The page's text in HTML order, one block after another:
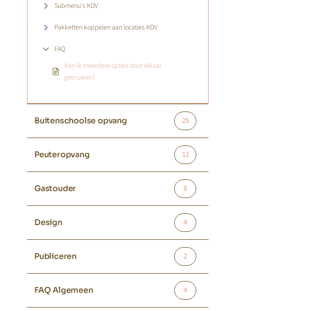
Submenu's KDV
Pakketten koppelen aan locaties KDV
FAQ
Kan ik meerdere opties door elkaar
gebruiken?
Buitenschoolse opvang 25
Peuteropvang 12
Gastouder 8
Design 4
Publiceren 2
FAQ Algemeen 4